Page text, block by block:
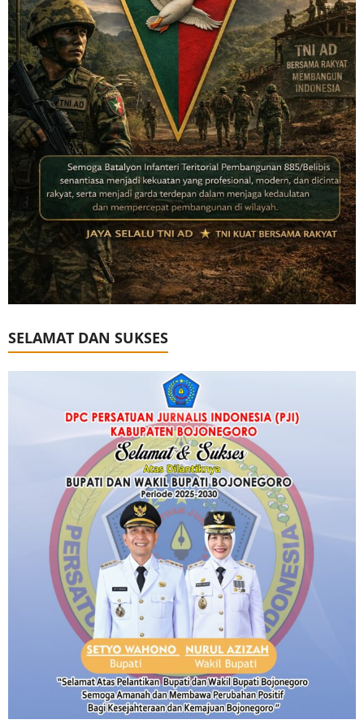
SELAMAT DAN SUKSES